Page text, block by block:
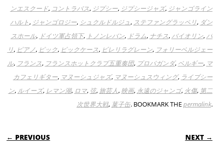
ンエスクード, コントラバス, ジプシー, ジプシージャズ, ジャンゴライン
ハルト, ジャンゴロジー, シュクルドルジュ, ステファングラッペリ, ダン
スホール, ドイツ軍占領下, トノンレバン, ドラム, ナチス,バイオリン,パ
リ, ピアノ, ピック, ピックケース, ビレリラグレーン, フォリーベルジェー
ル, フランス, フランスホットクラブ五重奏団, プロパガンダ, ベルギー, マ
カフェリギター, マヌーシュジャズ, マヌーシュスウィング, ライブシー
ン, ルイーズ, レマン湖, ロマ, 弦, 旅芸人, 映画, 永遠のジャンゴ, 火傷, 第二
次世界大戦, 菓子缶. BOOKMARK THEpermalink.
POST NAVIGATION
← PREVIOUS NEXT →